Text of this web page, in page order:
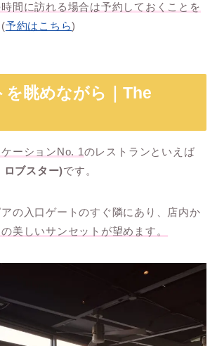
間に訪れる場合は予約しておくことを
予約はこちら)
を眺めながら｜The
ケーションNo. 1のレストランといえば
ブスター)です。
の入口ゲートのすぐ隣にあり、店内か
美しいサンセットが望めます。